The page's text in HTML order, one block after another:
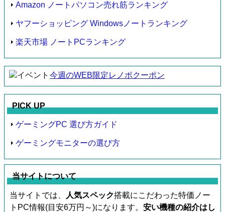
Amazon ノートパソコン売れ筋ランキング
ヤフーショッピング Windowsノートランキング
楽天市場 ノートPCランキング
今週のWEB限定レノボクーポン
PICK UP
ゲーミングPC 選び方ガイド
ゲーミングモニターの選び方
当サイトについて
当サイトでは、 人気スペック搭載にこだわった特価ノー
トPC情報(目安6万円～)になります。 安い機種の紹介はし